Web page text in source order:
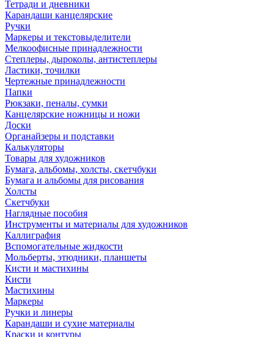
Тетради и дневники
Карандаши канцелярские
Ручки
Маркеры и текстовыделители
Мелкоофисные принадлежности
Степлеры, дыроколы, антистеплеры
Ластики, точилки
Чертежные принадлежности
Папки
Рюкзаки, пеналы, сумки
Канцелярские ножницы и ножи
Доски
Органайзеры и подставки
Калькуляторы
Товары для художников
Бумага, альбомы, холсты, скетчбуки
Бумага и альбомы для рисования
Холсты
Скетчбуки
Наглядные пособия
Инструменты и материалы для художников
Каллиграфия
Вспомогательные жидкости
Мольберты, этюдники, планшеты
Кисти и мастихины
Кисти
Мастихины
Маркеры
Ручки и линеры
Карандаши и сухие материалы
Краски и контуры